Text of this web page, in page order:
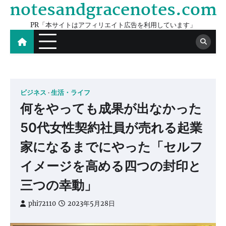
Skip
content
notesandgracenotes.com
PR「本サイトはアフィリエイト広告を利用しています」
ビジネス 生活・ライフ
何をやっても成果が出なかった
50代女性契約社員が売れる起業
家になるまでにやった「セルフ
イメージを高める四つの封印と
三つの幸動」
phi72110 2023年5月28日